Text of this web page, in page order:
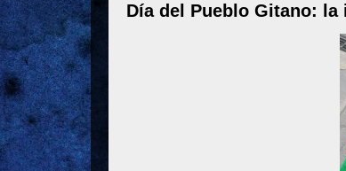
Día del Pueblo Gitano: